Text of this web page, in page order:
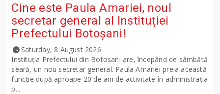
Cine este Paula Amariei, noul
secretar general al Instituției
Prefectului Botoșani!
Saturday, 8 August 2026
Instituția Prefectului din Botoșani are, începând de sâmbătă
seară, un nou secretar general. Paula Amariei preia această
funcție după aproape 20 de ani de activitate în administrația
p...